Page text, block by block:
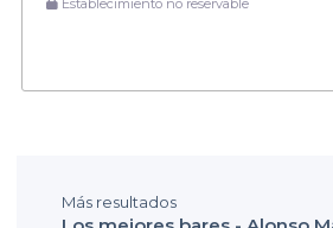
Más resultados